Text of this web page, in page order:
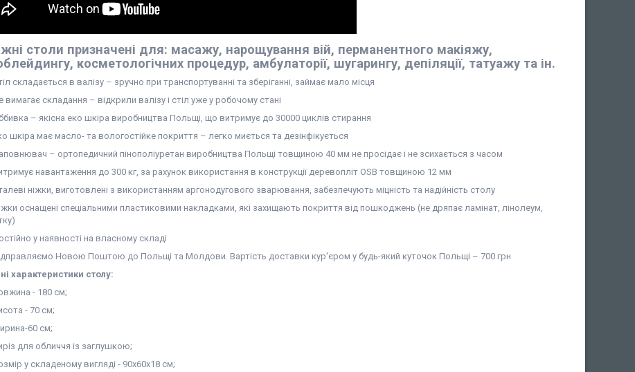
столи призначені для: масажу, нарощування вій, перманентного макіяжу,
косметологічних процедур, амбулаторії, шугарингу, депіляції, татуажу та ін.
складається в валізу – зручно при транспортуванні та зберіганні, займає мало місця
вимагає складання – відкрили валізу і стіл уже у робочому стані
– якісна еко шкіра виробництва Польщі, що витримує до 30000 циклів стирання
шкіра має масло- та вологостійке покриття – легко миється та дезінфікується
– ортопедичний пінополіуретан виробництва Польщі товщиною 40 мм не просідає і не зсихається з часом
навантаження до 300 кг, за рахунок використання в конструкції деревопліт OSB товщиною 12 мм
ніжки, виготовлені з використанням аргонодугового зварювання, забезпечують міцність та надійність столу
оснащені спеціальними пластиковими накладками, які захищають покриття від пошкоджень (не дряпає ламінат, лінолеум,
у наявності на власному складі
Новою Поштою до Польщі та Молдови. Вартість доставки кур'єром у будь-який куточок Польщі – 700 грн
характеристики столу:
- 180 см;
- 70 см;
60 см;
для обличчя із заглушкою;
у складеному вигляді - 90х60х18 см;